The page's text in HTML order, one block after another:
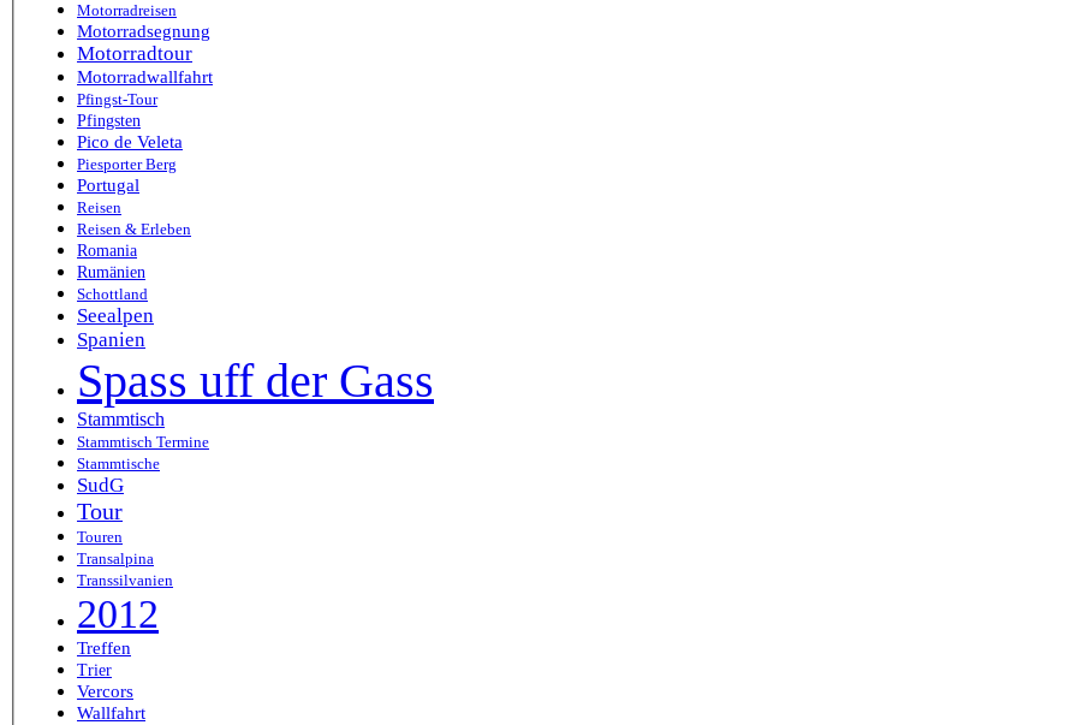
Motorradreisen
Motorradsegnung
Motorradtour
Motorradwallfahrt
Pfingst-Tour
Pfingsten
Pico de Veleta
Piesporter Berg
Portugal
Reisen
Reisen & Erleben
Romania
Rumänien
Schottland
Seealpen
Spanien
Spass uff der Gass
Stammtisch
Stammtisch Termine
Stammtische
SudG
Tour
Touren
Transalpina
Transsilvanien
2012
Treffen
Trier
Vercors
Wallfahrt